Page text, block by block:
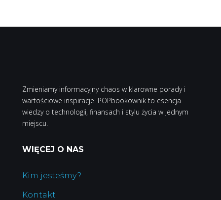
Zmieniamy informacyjny chaos w klarowne porady i
wartościowe inspiracje. POPbookownik to esencja
wiedzy o technologii, finansach i stylu życia w jednym
miejscu.
WIĘCEJ O NAS
Kim jesteśmy?
Kontakt